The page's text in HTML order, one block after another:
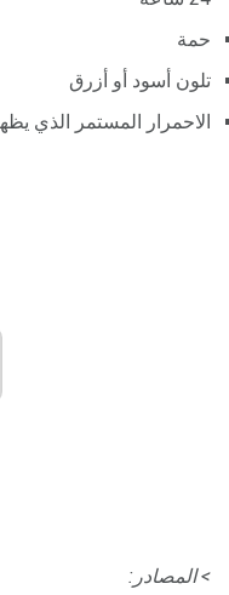
حمة
تلون أسود أو أزرق
الاحمرار المستمر الذي
> المصادر: